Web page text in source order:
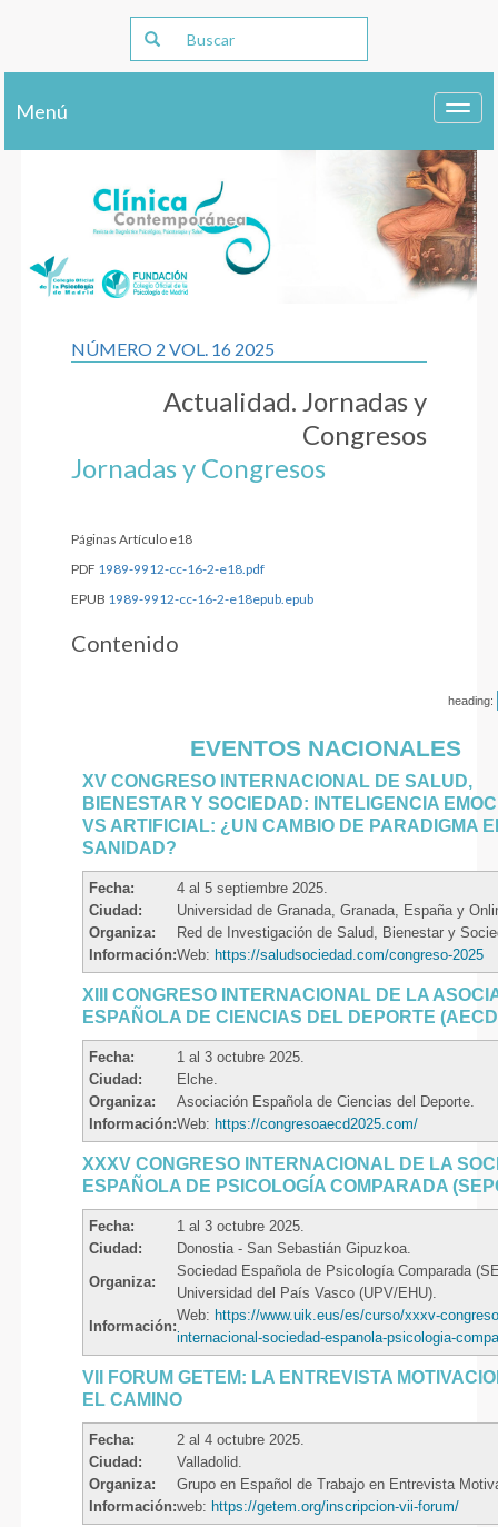
Menú
NÚMERO 2 VOL. 16 2025
Actualidad. Jornadas y
Congresos
Jornadas y Congresos
Páginas Artículo e18
PDF 1989-9912-cc-16-2-e18.pdf
EPUB 1989-9912-cc-16-2-e18epub.epub
Contenido
heading:
EVENTOS NACIONALES
XV CONGRESO INTERNACIONAL DE SALUD,
BIENESTAR Y SOCIEDAD: INTELIGENCIA
VS ARTIFICIAL: ¿UN CAMBIO DE PARADIGMA
SANIDAD?
Fecha:
4 al 5 septiembre 2025.
Ciudad:
Universidad de Granada, Granada, España y
Organiza:
Red de Investigación de Salud, Bienestar y
Información:Web: https://saludsociedad.com/congreso-2025
XIII CONGRESO INTERNACIONAL DE LA
ESPAÑOLA DE CIENCIAS DEL DEPORTE
Fecha:
1 al 3 octubre 2025.
Ciudad:
Elche.
Organiza:
Asociación Española de Ciencias del Deporte.
Información:Web: https://congresoaecd2025.com/
XXXV CONGRESO INTERNACIONAL DE LA
ESPAÑOLA DE PSICOLOGÍA COMPARADA
Fecha:
1 al 3 octubre 2025.
Ciudad:
Donostia - San Sebastián Gipuzkoa.
Organiza:
Sociedad Española de Psicología Comparada
Universidad del País Vasco (UPV/EHU).
Información:
Web: https://www.uik.eus/es/curso/xxxv-
internacional-sociedad-espanola-psicologia-
VII FORUM GETEM: LA ENTREVISTA
EL CAMINO
Fecha:
2 al 4 octubre 2025.
Ciudad:
Valladolid.
Organiza:
Grupo en Español de Trabajo en Entrevista
Información:web: https://getem.org/inscripcion-vii-forum/